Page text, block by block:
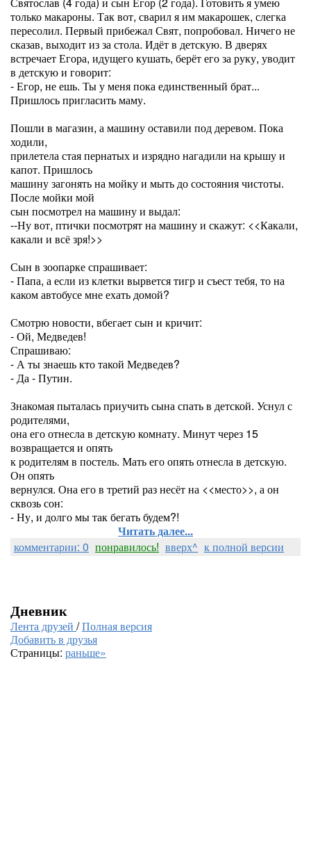
только макароны. Так вот, сварил я им макарошек, слегка
пересолил. Первый прибежал Свят, попробовал. Ничего не
сказав, выходит из за стола. Идёт в детскую. В дверях
встречает Егора, идущего кушать, берёт его за руку, уводит
в детскую и говорит:
- Егор, не ешь. Ты у меня пока единственный брат...
Пришлось пригласить маму.
Пошли в магазин, а машину оставили под деревом. Пока
ходили,
прилетела стая пернатых и изрядно нагадили на крышу и
капот. Пришлось
машину загонять на мойку и мыть до состояния чистоты.
После мойки мой
сын посмотрел на машину и выдал:
--Ну вот, птички посмотрят на машину и скажут: <<Какали,
какали и всё зря!>>
Сын в зоопарке спрашивает:
- Папа, а если из клетки вырвется тигр и съест тебя, то на
каком автобусе мне ехать домой?
Смотрю новости, вбегает сын и кричит:
- Ой, Медведев!
Спрашиваю:
- А ты знаешь кто такой Медведев?
- Да - Путин.
Знакомая пыталась приучить сына спать в детской. Уснул с
родителями,
она его отнесла в детскую комнату. Минут через 15
возвращается и опять
к родителям в постель. Мать его опять отнесла в детскую.
Он опять
вернулся. Она его в третий раз несёт на <<место>>, а он
сквозь сон:
- Ну, и долго мы так бегать будем?!
Читать далее...
комментарии: 0 понравилось! вверх^ к полной версии
Дневник
Лента друзей /Полная версия
Добавить в друзья
Страницы: раньше»